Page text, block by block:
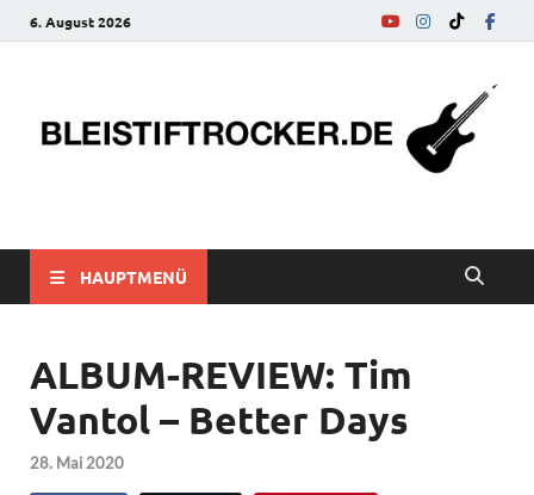
6. August 2026
bleistiftrocker.de
HAUPTMENÜ
ALBUM-REVIEW: Tim
Vantol – Better Days
28. Mai 2020